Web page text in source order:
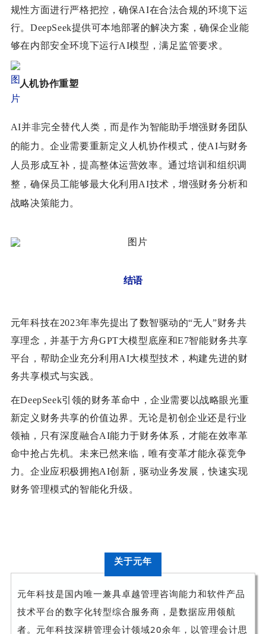
规性方面进行严格把控，确保AI在合法合规的环境下运
行。DeepSeek提供可本地部署的解决方案，确保企业能
够在内部安全环境下运行AI模型，满足监管要求。
人机协作重塑
AI并非完全替代人类，而是作为智能助手增强财务团队
的能力。企业需要重新定义人机协作模式，使AI与财务
人员形成互补，提高整体运营效率。通过培训和组织调
整，确保员工能够最大化利用AI技术，增强财务分析和
战略决策能力。
结语
元年科技在2023年率先提出了数智驱动的“无人”财务共
享理念，并基于方舟GPT大模型底座和E7智能财务共享
平台，帮助企业充分利用AI大模型技术，构建先进的财
务共享模式与实践。
在DeepSeek引领的财务革命中，企业需要以战略眼光重
新定义财务共享的价值边界。无论是初创企业还是行业
领袖，只有深度融合AI能力于财务体系，才能在效率革
命中抢占先机。未来已然来临，唯有变革才能永葆竞争
力。企业应积极拥抱AI创新，驱动业务发展，快速实现
财务管理模式的智能化升级。
关于元年
元年科技是国内唯一兼具卓越管理咨询能力和软件产品
技术平台的数字化转型综合服务商，是数据应用领航
者。元年科技深耕管理会计领域20余年，以管理会计思